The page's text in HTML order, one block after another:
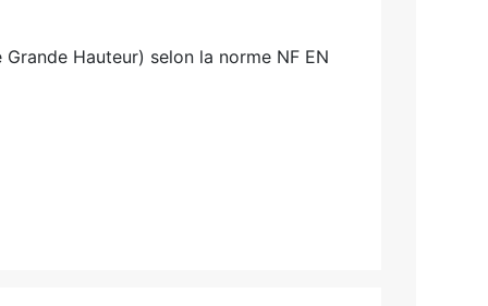
Hauteur) selon la norme NF EN